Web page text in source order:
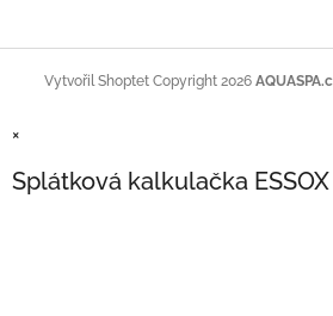
Vytvořil Shoptet Copyright 2026
×
Splátková kalkulačka ESSOX